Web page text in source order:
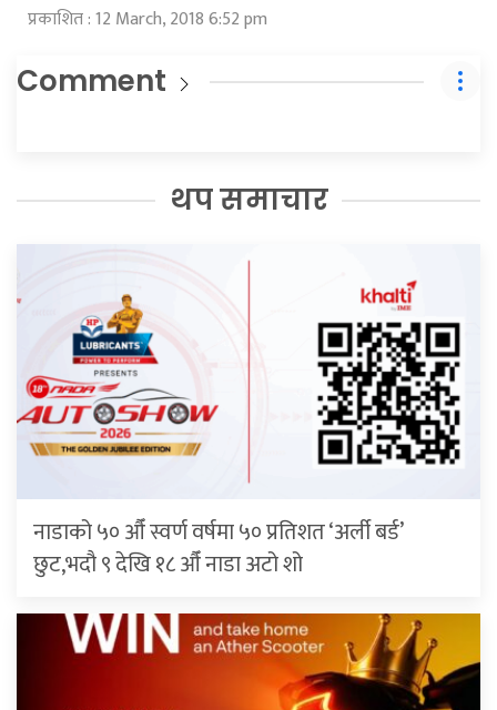
प्रकाशित : 12 March, 2018 6:52 pm
Comment
थप समाचार
नाडाको ५० औँ स्वर्ण वर्षमा ५० प्रतिशत ‘अर्ली बर्ड’
छुट,भदौ ९ देखि १८ औँ नाडा अटो शो